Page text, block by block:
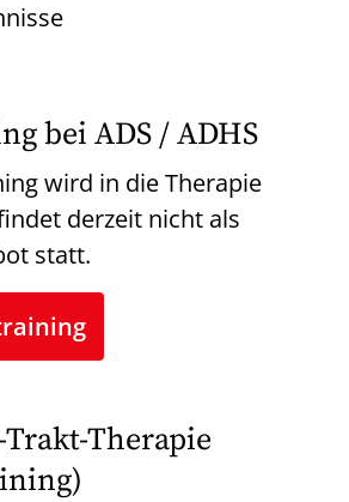
bei ADS / ADHS
wird in die Therapie
derzeit nicht als
statt.
Therapie